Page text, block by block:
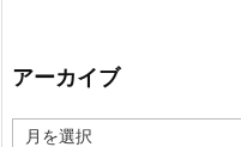
アーカイブ